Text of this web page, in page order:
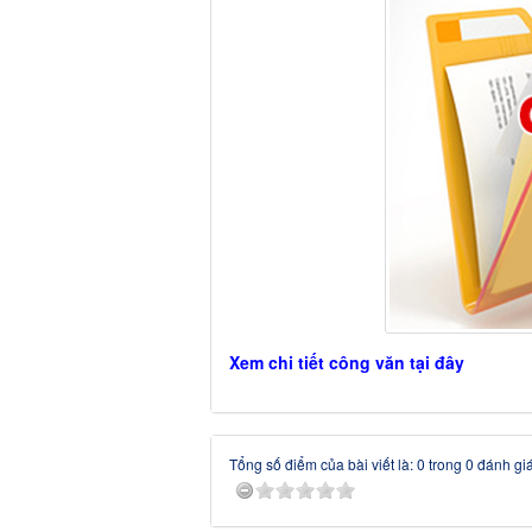
Xem chi tiết công văn tại đây
Tổng số điểm của bài viết là: 0 trong 0 đánh